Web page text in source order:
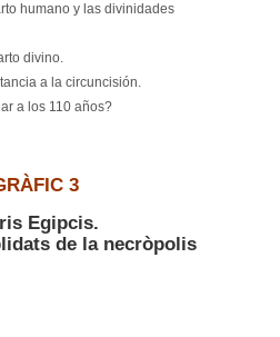
humano y las divinidades
divino.
a la circuncisión.
a los 110 años?
3
Egipcis.
de la necròpolis